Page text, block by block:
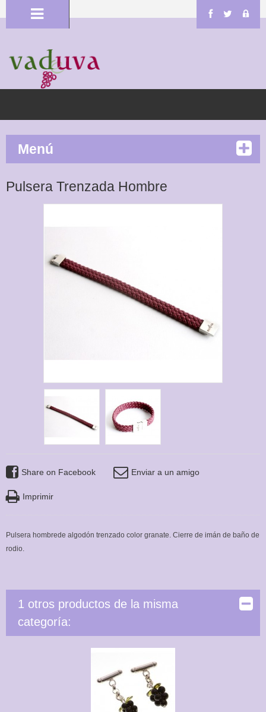
Menú
Pulsera Trenzada Hombre
Share on Facebook Enviar a un amigo
Imprimir
Pulsera hombrede algodón trenzado color granate. Cierre de imán de baño de
rodio.
1 otros productos de la misma
categoría: